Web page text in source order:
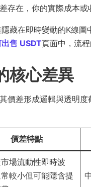
在，你的實際成本或
藏在即時變動的K線
售 USDT頁面中，流
核心差異
價差形成邏輯與透明
價差特點
場流動性即時波
較小但可能隱含提